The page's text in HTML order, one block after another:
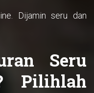
Dijamin seru dan
Seru
Pilihlah